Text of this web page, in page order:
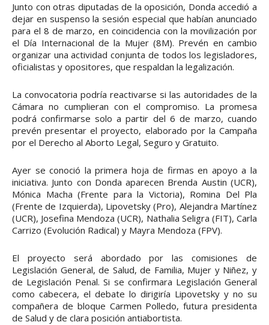
Junto con otras diputadas de la oposición, Donda accedió a
dejar en suspenso la sesión especial que habían anunciado
para el 8 de marzo, en coincidencia con la movilización por
el Día Internacional de la Mujer (8M). Prevén en cambio
organizar una actividad conjunta de todos los legisladores,
oficialistas y opositores, que respaldan la legalización.
La convocatoria podría reactivarse si las autoridades de la
Cámara no cumplieran con el compromiso. La promesa
podrá confirmarse solo a partir del 6 de marzo, cuando
prevén presentar el proyecto, elaborado por la Campaña
por el Derecho al Aborto Legal, Seguro y Gratuito.
Ayer se conoció la primera hoja de firmas en apoyo a la
iniciativa. Junto con Donda aparecen Brenda Austin (UCR),
Mónica Macha (Frente para la Victoria), Romina Del Pla
(Frente de Izquierda), Lipovetsky (Pro), Alejandra Martínez
(UCR), Josefina Mendoza (UCR), Nathalia Seligra (FIT), Carla
Carrizo (Evolución Radical) y Mayra Mendoza (FPV).
El proyecto será abordado por las comisiones de
Legislación General, de Salud, de Familia, Mujer y Niñez, y
de Legislación Penal. Si se confirmara Legislación General
como cabecera, el debate lo dirigiría Lipovetsky y no su
compañera de bloque Carmen Polledo, futura presidenta
de Salud y de clara posición antiabortista.